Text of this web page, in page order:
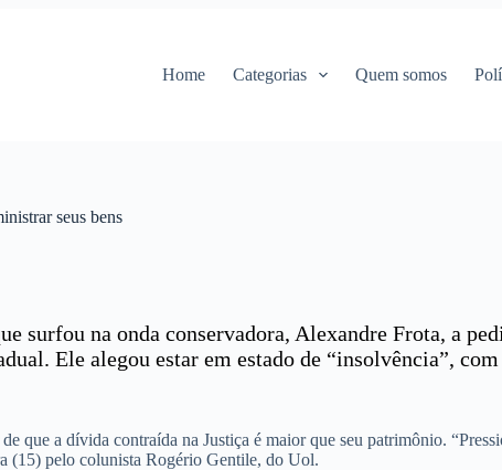
Home Categorias Quem somos
seus bens
surfou na onda conservadora, Alexandre Frota, a
Ele alegou estar em estado de “insolvência”,
que a dívida contraída na Justiça é maior que seu patrimônio.
(15) pelo colunista Rogério Gentile, do Uol.